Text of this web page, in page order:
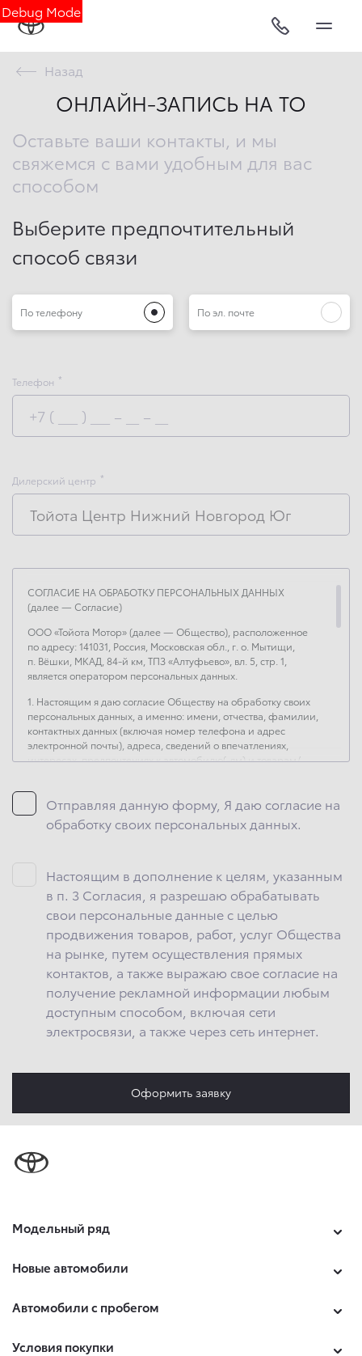
Debug Mode
Назад
ОНЛАЙН-ЗАПИСЬ НА ТО
Оставьте ваши контакты, и мы
свяжемся с вами удобным для вас
способом
Выберите предпочтительный
способ связи
По телефону По эл. почте
Телефон
Дилерский центр
Тойота Центр Нижний Новгород Юг
СОГЛАСИЕ НА ОБРАБОТКУ ПЕРСОНАЛЬНЫХ ДАННЫХ
(далее — Согласие)
ООО «Тойота Мотор» (далее — Общество), расположенное
по адресу: 141031, Россия, Московская обл., г. о. Мытищи,
п. Вёшки, МКАД, 84-й км, ТПЗ «Алтуфьево», вл. 5, стр. 1,
является оператором персональных данных.
1. Настоящим я даю согласие Обществу на обработку своих
персональных данных, а именно: имени, отчества, фамилии,
контактных данных (включая номер телефона и адрес
электронной почты), адреса, сведений о впечатлениях,
интересах, предпочтениях к автомобилю(-ям) и товарам/
системы устройства и модели мобильного телефона
посетителя сайта, уникального идентификатора посетителя
сайта, предпочтительного времени и способа для контакта,
истории контактов.
следующие действия: сбор, запись, систематизация,
накопление, хранение, уточнение (обновление, изменение),
извлечение, использование, передача (предоставление,
доступ), блокирование, удаление, уничтожение персональных
данных. Общество обрабатывает персональные данные
с использованием средств автоматизации.
3. Целью обработки персональных данных является
осуществление взаимодействия Общества с посетителями
и пользователями сайта.
4. Я даю согласие на передачу моих персональных данных
третьим лицам, перечень которых размещен на сайте
обработки, указанной в настоящем Согласии. Я осведомлен,
если это необходимо для определенной цели, и может
на обработку по истечении 10 лет с тем, чтобы гарантировать,
что оно соответствует моим намерениям.
отправлением с описью вложения по адресу: 141031,
Московская обл., г. о. Мытищи, п. Вёшки, МКАД 84-й км,
Отправляя данную форму, Я даю согласие на
обработку своих персональных данных.
Настоящим в дополнение к целям, указанным
в п. 3 Согласия, я разрешаю обрабатывать
свои персональные данные с целью
продвижения товаров, работ, услуг Общества
на рынке, путем осуществления прямых
контактов, а также выражаю свое согласие на
получение рекламной информации любым
доступным способом, включая сети
электросвязи, а также через сеть интернет.
Оформить заявку
Модельный ряд
Новые автомобили
Автомобили с пробегом
Условия покупки